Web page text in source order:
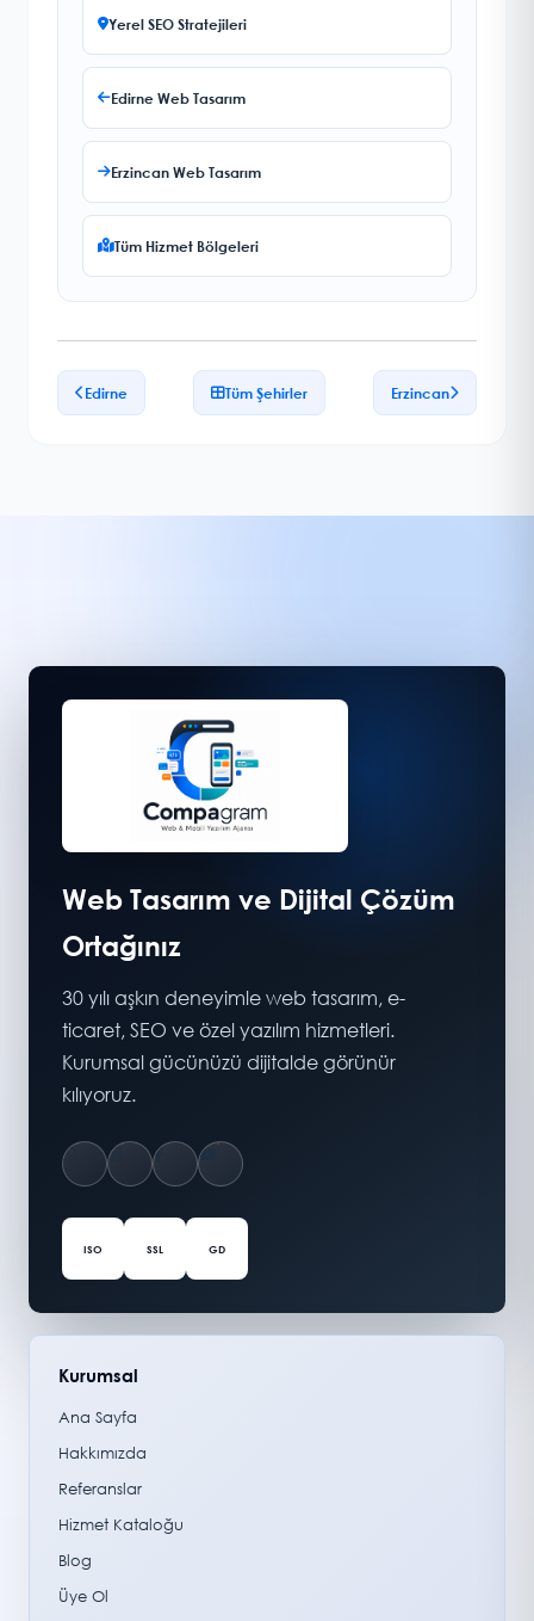
Yerel SEO Stratejileri
Edirne Web Tasarım
Erzincan Web Tasarım
Tüm Hizmet Bölgeleri
Edirne Tüm Şehirler Erzincan
Web Tasarım ve Dijital Çözüm
Ortağınız
30 yılı aşkın deneyimle web tasarım, e-
ticaret, SEO ve özel yazılım hizmetleri.
Kurumsal gücünüzü dijitalde görünür
kılıyoruz.
ISO SSL GD
Kurumsal
Ana Sayfa
Hakkımızda
Referanslar
Hizmet Kataloğu
Blog
Üye Ol